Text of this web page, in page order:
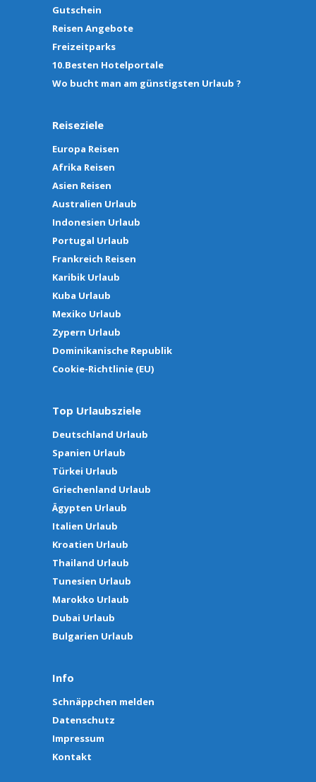
Gutschein
Reisen Angebote
Freizeitparks
10.Besten Hotelportale
Wo bucht man am günstigsten Urlaub ?
Reiseziele
Europa Reisen
Afrika Reisen
Asien Reisen
Australien Urlaub
Indonesien Urlaub
Portugal Urlaub
Frankreich Reisen
Karibik Urlaub
Kuba Urlaub
Mexiko Urlaub
Zypern Urlaub
Dominikanische Republik
Cookie-Richtlinie (EU)
Top Urlaubsziele
Deutschland Urlaub
Spanien Urlaub
Türkei Urlaub
Griechenland Urlaub
Ägypten Urlaub
Italien Urlaub
Kroatien Urlaub
Thailand Urlaub
Tunesien Urlaub
Marokko Urlaub
Dubai Urlaub
Bulgarien Urlaub
Info
Schnäppchen melden
Datenschutz
Impressum
Kontakt